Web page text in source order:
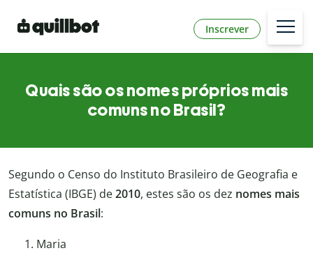
Inscrever
Quais são os nomes próprios mais
comuns no Brasil?
Segundo o Censo do Instituto Brasileiro de Geografia e
Estatística (IBGE) de2010, estes são os dez nomes mais
comuns no Brasil:
Maria